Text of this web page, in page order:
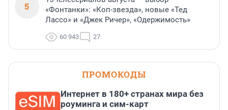
5
«Фонтанки»: «Коп-звезда», новые «Тед
Лассо» и «Джек Ричер», «Одержимость»
60 943 27
ПРОМОКОДЫ
Интернет в 180+ странах мира без
роуминга и сим-карт